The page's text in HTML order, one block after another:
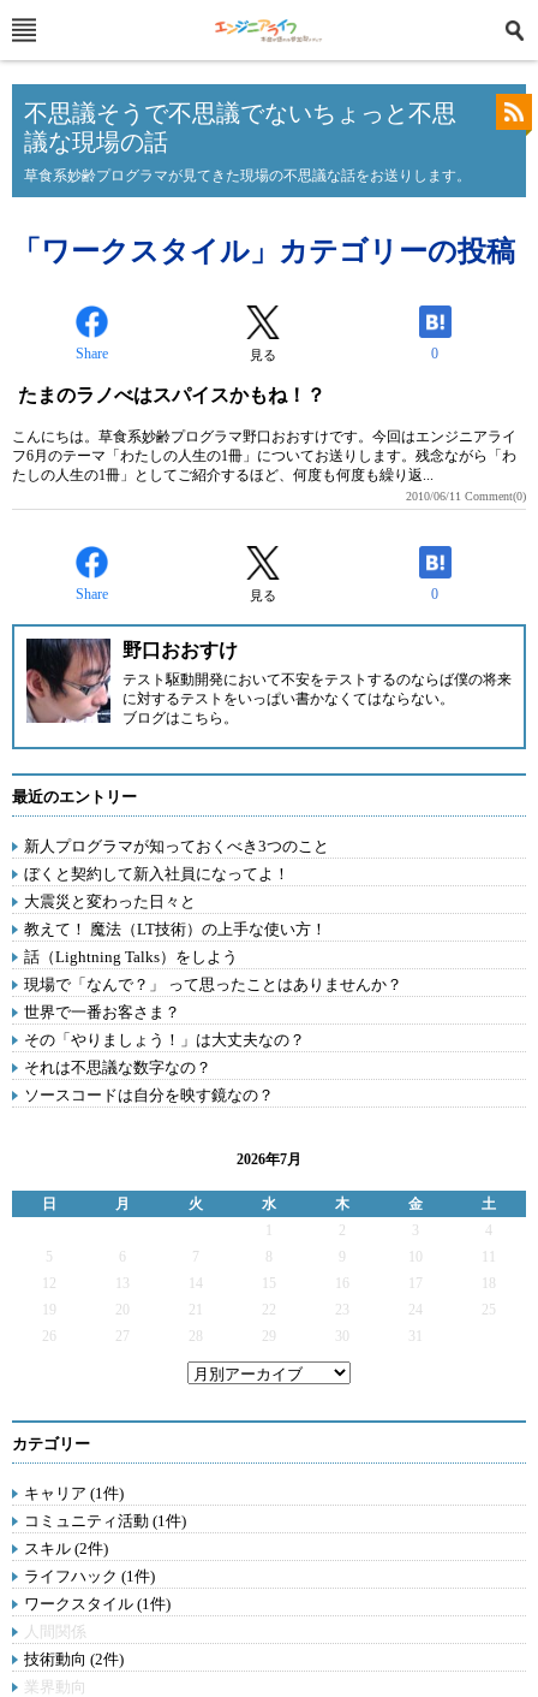
不思議そうで不思議でないちょっと不思
議な現場の話
草食系妙齢プログラマが見てきた現場の不思議な話をお送りします。
「ワークスタイル」カテゴリーの投稿
Share 見る 0
たまのラノべはスパイスかもね！？
こんにちは。草食系妙齢プログラマ野口おおすけです。今回はエンジニアライ
フ6月のテーマ「わたしの人生の1冊」についてお送りします。残念ながら「わ
たしの人生の1冊」としてご紹介するほど、何度も何度も繰り返...
2010/06/11 Comment(0)
Share 見る 0
野口おおすけ
テスト駆動開発において不安をテストするのならば僕の将来
に対するテストをいっぱい書かなくてはならない。
ブログはこちら 。
最近のエントリー
新人プログラマが知っておくべき3つのこと
ぼくと契約して新入社員になってよ！
大震災と変わった日々と
教えて！ 魔法（LT技術）の上手な使い方！
話（Lightning Talks）をしよう
現場で「なんで？」 って思ったことはありませんか？
世界で一番お客さま？
その「やりましょう！」は大丈夫なの？
それは不思議な数字なの？
ソースコードは自分を映す鏡なの？
2026年7月
日 月 火 水 木 金
土
2 3
4
5
6 7 9
12
13 14 15 16 17
19
20 21 22 23 24
25
26
27 28 29 30 31
カテゴリー
キャリア (1件)
コミュニティ活動 (1件)
スキル (2件)
ライフハック (1件)
ワークスタイル (1件)
人間関係
技術動向 (2件)
業界動向